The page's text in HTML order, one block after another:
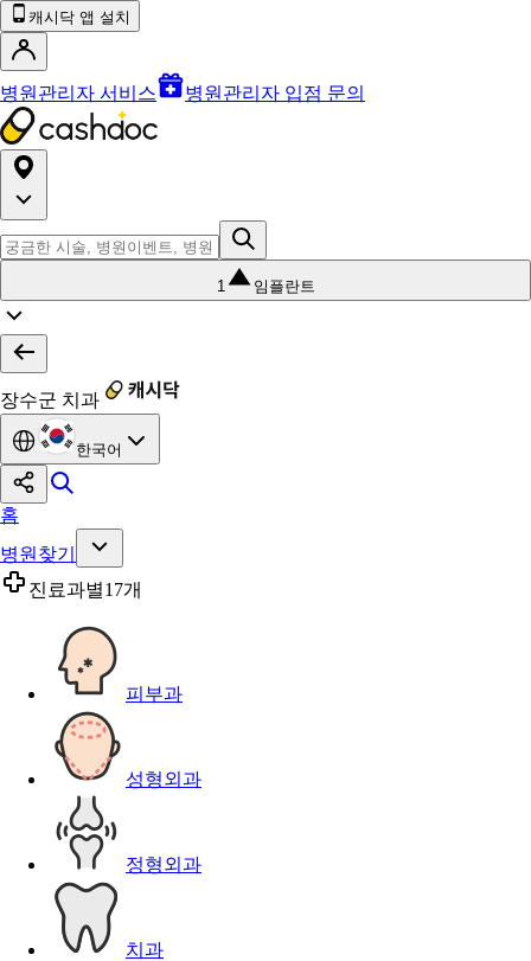
캐시닥 앱 설치
병원관리자 서비스 병원관리자 입점 문의
1 임플란트
장수군 치과
한국어
홈
병원찾기
진료과별17개
피부과
성형외과
정형외과
치과